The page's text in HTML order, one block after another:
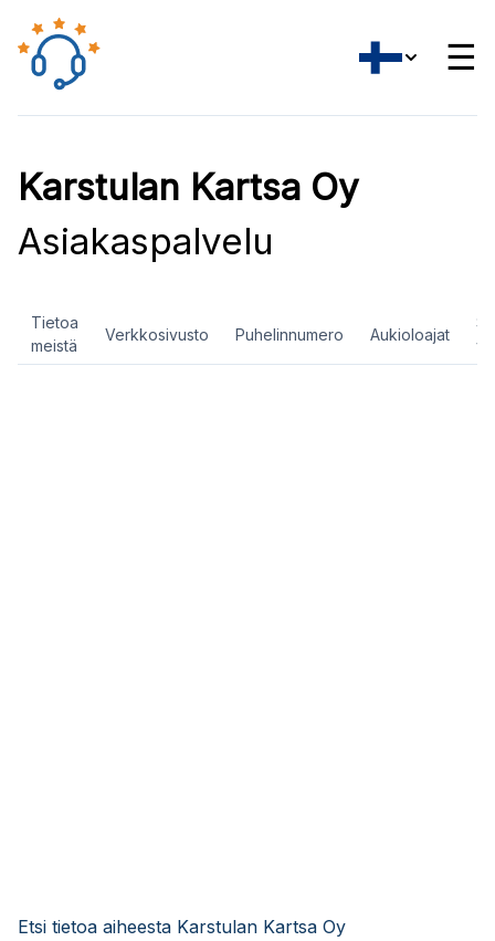
☰
Karstulan Kartsa Oy
Asiakaspalvelu
Tietoa
meistä
Verkkosivusto Puhelinnumero Aukioloajat
Etsi tietoa aiheesta Karstulan Kartsa Oy